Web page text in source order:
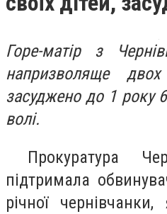
Горе-матір з
напризволяще двох
засуджено до 1 року
волі.
Прокуратура
підтримала
річної